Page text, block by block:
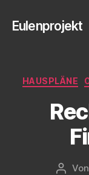
Eulenprojekt
HAUSPLÄNE
Von